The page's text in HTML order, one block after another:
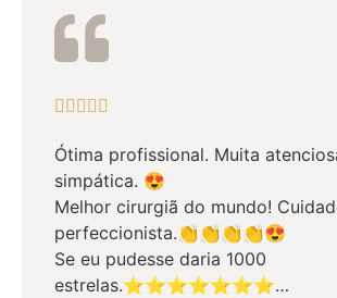
    
Ótima profissional. Muita
simpática. 😍
Melhor cirurgiã do mundo!
perfeccionista.👏👏👏👏😍
Se eu pudesse daria 1000
estrelas.⭐⭐⭐⭐⭐⭐⭐…